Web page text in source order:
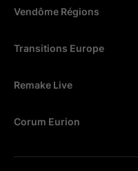
Vendôme Régions
Transitions Europe
Remake Live
Corum Eurion